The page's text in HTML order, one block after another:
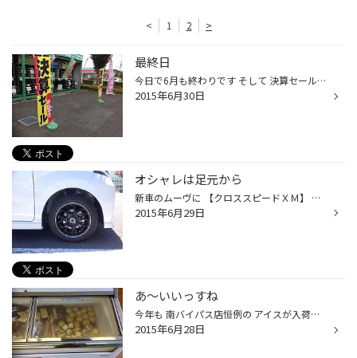
< 1 2 >
最終日
今日で6月も終わりです そして 決算セール・集中得市も 最終日です(>_
2015年6月30日
オシャレは足元から
新車のムーヴに 【クロススピードＸＭ】 に履き替えです。 ブラックカラーのスポーティーメッシュが 白のお車にピッタリですね(^ ^) リムのポリッシュが ワンポイントで際立ちます^ ^ 写真で確認できますかね？ 確認できなければスイマセンm(_ _)m I様ありがとうございます^ ^ またのご来店お待ちい...
2015年6月29日
あ〜いいっすね
今年も 南バイパス店恒例の アイスが入荷いたしました^ ^ もちろん無料でございます。 タイヤ交換・オイル交換時の待ち時間に ぜひ冷たいアイスを お召し上がり下さい(o^^o) 決算セールも集中得市も 今月迄ですので まだのお客様はお早めに ご来店下さい^ ^ (イチカワ)
2015年6月28日